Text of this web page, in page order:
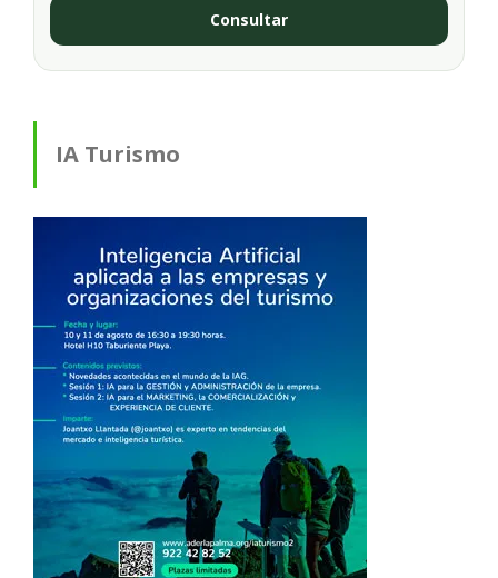
Consultar
IA Turismo